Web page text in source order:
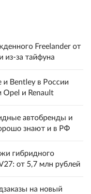
Freelander от
из-за тайфуна
и Bentley в России
и Renault
автобренды и
знают и в РФ
гибридного
от 5,7 млн рублей
на новый